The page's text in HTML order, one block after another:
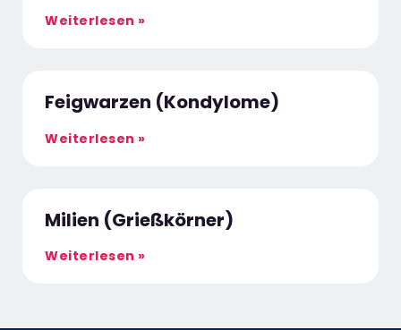
Weiterlesen »
Feigwarzen (Kondylome)
Weiterlesen »
Milien (Grießkörner)
Weiterlesen »